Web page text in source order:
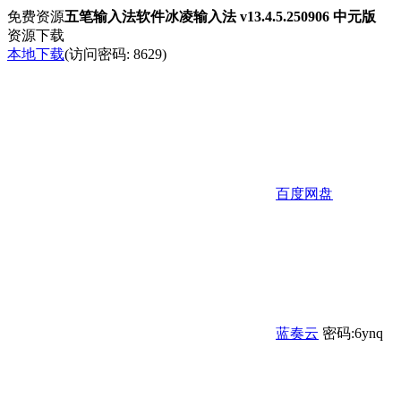
免费资源五笔输入法软件冰凌输入法 v13.4.5.250906 中元版
资源下载
本地下载(访问密码: 8629)
百度网盘
蓝奏云 密码:6ynq